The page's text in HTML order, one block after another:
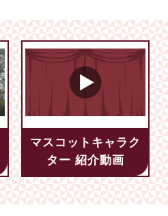
マスコットキャラク
ター 紹介動画